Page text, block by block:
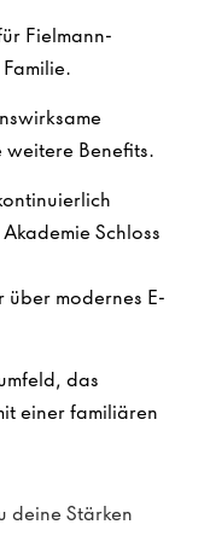
Fielmann-
weitere Benefits.
Schloss
modernes E-
das
einer familiären
deine Stärken